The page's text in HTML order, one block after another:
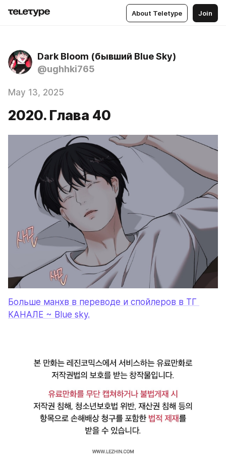
About Teletype Join
Dark Bloom (бывший Blue Sky)
@ughhki765
May 13, 2025
2020. Глава 40
Больше манхв в переводе и спойлеров в ТГ
КАНАЛЕ ~ Blue sky.